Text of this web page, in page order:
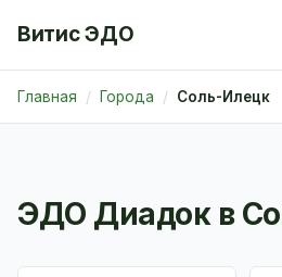
Витис ЭДО
Главная Города Соль-Илецк
ЭДО Диадок в